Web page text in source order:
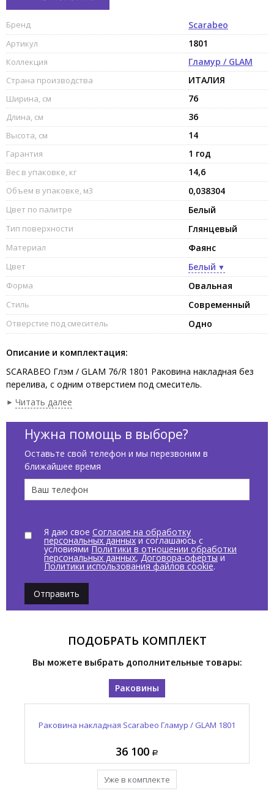
Бренд Scarabeo
Артикул 1801
Коллекция Гламур / GLAM
Страна производства ИТАЛИЯ
Ширина, см 76
Длина, см 36
Высота, см 14
Гарантия 1 год
Вес в упаковке, кг 14,6
Объем в упаковке, м3 0,038304
Цвет по палитре Белый
Тип поверхности Глянцевый
Материал Фаянс
Цвет Белый
Форма Овальная
Стиль Современный
Отверстие под смеситель Одно
Описание и комплектация:
SCARABEO Глэм / GLAM 76/R 1801 Раковина накладная без
перелива, с одним отверстием под смеситель.
Рекомендуется установка на столешницу. Размеры:
76x38x14h см.цвет Белый / White.
Читать далее
Нужна помощь в выборе?
Оставьте свой телефон и мы перезвоним в
ближайшее время
Я даю свое Согласие на обработку
персональных данныхи соглашаюсь с
условиямиПолитики в отношении обработки
персональных данных,Договора-офертыи
Политики использования файлов cookie.
Отправить
ПОДОБРАТЬ КОМПЛЕКТ
Вы можете выбрать дополнительные товары:
Раковины
Раковина накладная Scarabeo Гламур / GLAM 1801
36 100
Уже в комплекте